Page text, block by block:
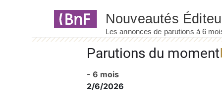
Parutions du moment
- 6 mois
2/6/2026